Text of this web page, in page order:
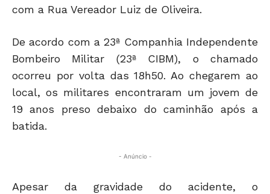
com a Rua Vereador Luiz de Oliveira.
De acordo com a 23ª Companhia Independente
Bombeiro Militar (23ª CIBM), o chamado
ocorreu por volta das 18h50. Ao chegarem ao
local, os militares encontraram um jovem de
19 anos preso debaixo do caminhão após a
batida.
- Anúncio -
Apesar da gravidade do acidente, o